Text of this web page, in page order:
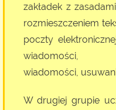
zakładek z
rozmieszczeniem
poczty
wiadomości,
W drugiej grupie